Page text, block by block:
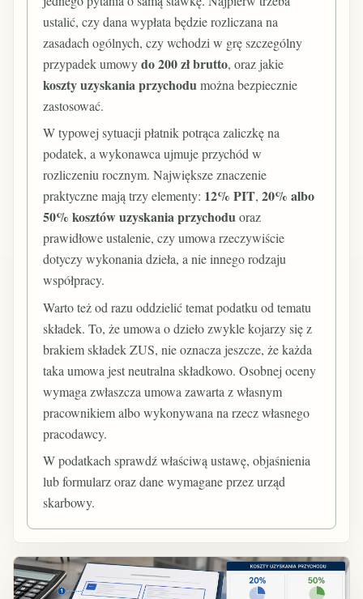
ustalić, czy dana wypłata będzie rozliczana na
zasadach ogólnych, czy wchodzi w grę szczególny
przypadek umowydo 200 zł brutto, oraz jakie
koszty uzyskania przychodumożna bezpiecznie
zastosować.
W typowej sytuacji płatnik potrąca zaliczkę na
podatek, a wykonawca ujmuje przychód w
rozliczeniu rocznym. Największe znaczenie
praktyczne mają trzy elementy: 12% PIT,20% albo
50% kosztów uzyskania przychoduoraz
prawidłowe ustalenie, czy umowa rzeczywiście
dotyczy wykonania dzieła, a nie innego rodzaju
współpracy.
Warto też od razu oddzielić temat podatku od tematu
składek. To, że umowa o dzieło zwykle kojarzy się z
brakiem składek ZUS, nie oznacza jeszcze, że każda
taka umowa jest neutralna składkowo. Osobnej oceny
wymaga zwłaszcza umowa zawarta z własnym
pracownikiem albo wykonywana na rzecz własnego
pracodawcy.
W podatkach sprawdź właściwą ustawę, objaśnienia
lub formularz oraz dane wymagane przez urząd
skarbowy.